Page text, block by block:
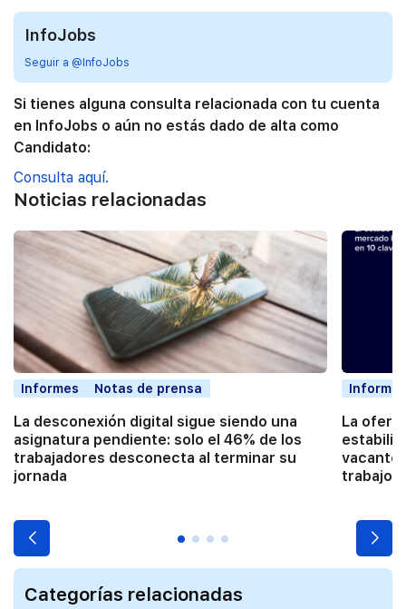
InfoJobs
Seguir a @InfoJobs
Si tienes alguna consulta relacionada con tu cuenta
en InfoJobs o aún no estás dado de alta como
Candidato:
Consulta aquí.
Noticias relacionadas
Informes Notas de prensa
La desconexión digital sigue siendo una
asignatura pendiente: solo el 46% de los
trabajadores desconecta al terminar su
jornada
La
trabajo
Categorías relacionadas